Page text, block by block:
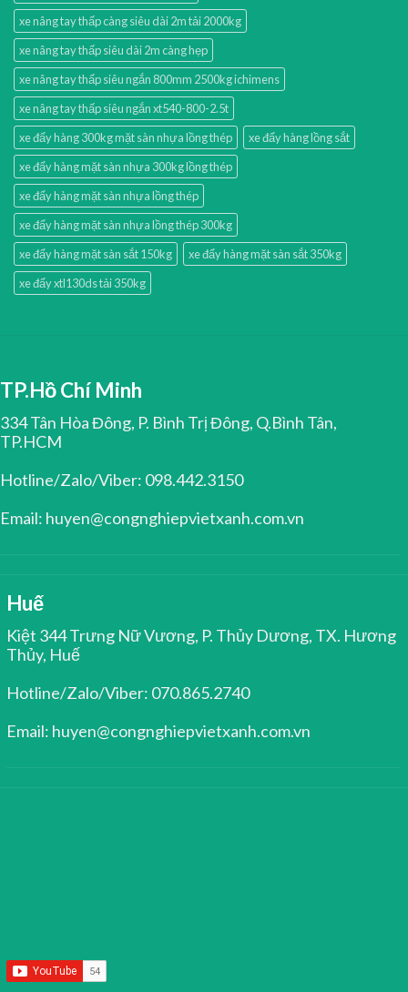
xe nâng tay thấp càng siêu dài 2m tải 2000kg
xe nâng tay thấp siêu dài 2m càng hẹp
xe nâng tay thấp siêu ngắn 800mm 2500kg ichimens
xe nâng tay thấp siêu ngắn xt540-800-2.5t
xe đẩy hàng 300kg mặt sàn nhựa lồng thép
xe đẩy hàng lồng sắt
xe đẩy hàng mặt sàn nhựa 300kg lồng thép
xe đẩy hàng mặt sàn nhựa lồng thép
xe đẩy hàng mặt sàn nhựa lồng thép 300kg
xe đẩy hàng mặt sàn sắt 150kg
xe đẩy hàng mặt sàn sắt 350kg
xe đẩy xtl130ds tải 350kg
TP.Hồ Chí Minh
334 Tân Hòa Đông, P. Bình Trị Đông, Q.Bình Tân,
TP.HCM
Hotline/Zalo/Viber: 098.442.3150
Email: huyen@congnghiepvietxanh.com.vn
Huế
Kiệt 344 Trưng Nữ Vương, P. Thủy Dương, TX. Hương
Thủy, Huế
Hotline/Zalo/Viber: 070.865.2740
Email: huyen@congnghiepvietxanh.com.vn